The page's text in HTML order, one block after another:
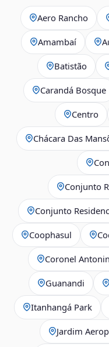
Aero Rancho
Amambaí
Batistão
Carandá Bosque
Centro
Chácara Das
Conjunto
Conjunto
Coophasul
Coronel
Guanandi
Itanhangá Park
Jardim